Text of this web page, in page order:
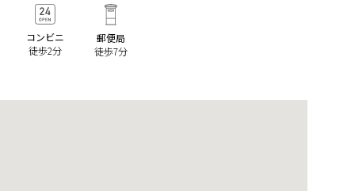
コンビニ
徒歩2分
郵便局
徒歩7分